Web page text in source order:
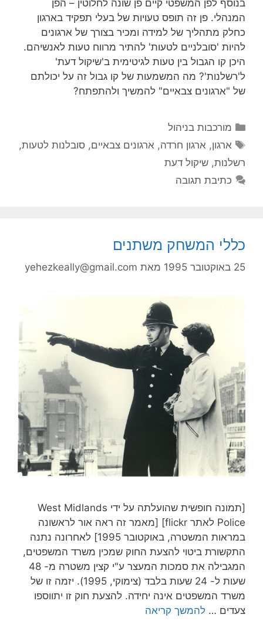
בנוסף לפן המשפטי קיים פן שונה לחלוטין – הפן
המנהלי. פן זה תופס טעויות של בעלי תפקיד בארגון
כחלק מתהליך של למידה ומכיר בצורך של ארגונים
להיות 'סובלניים לטעות' להתיר מרווח טעות לאנשיהם.
היכן קו הגבול בין טעות לגיטימית ב'שיקול דעת'
ל'רשלנות'? מה המשמעות של קו גבול זה על יכולתם
של "ארגונים צבאיים" להמשיך ולהתפתח?
קטגוריות
מורכבות בניהול
תגיות
ארגון,ארגון חרדה,ארגונים צבאיים,סובלנות לטעות,
רשלנות,שיקול דעת
כתיבת תגובה
כללי המשחק משתנים
מאתyehezkeally@gmail.com
[תמונה חופשית שהועלתה על ידי West Midlands
Police לאתר flickr] [מאמר זה ראה אור לראשונה
במראות המשטרה, באוקטובר 1995] לאחרונה נתנה
התקשורת ביטוי להצעת החוק שמכין משרד המשפטים,
המגבילה את סמכות המעצר ע"י קצין משטרה מ- 48
שעות ל- 24 שעות בלבד (צימוקי, 1995). יזמה זו של
משרד המשפטים אינה יחידה. להצעת חוק זו יתווספו
צעדים …להמשך קריאה